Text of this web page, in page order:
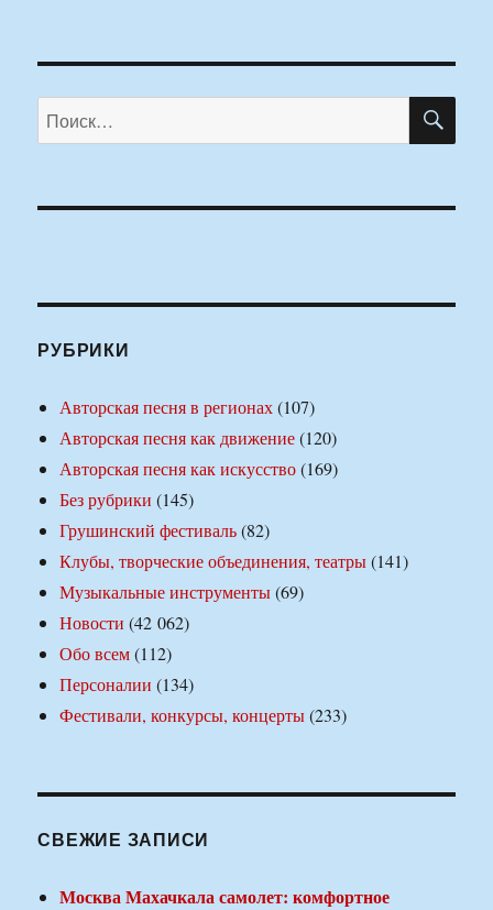
Искать:
РУБРИКИ
Авторская песня в регионах(107)
Авторская песня как движение(120)
Авторская песня как искусство(169)
Без рубрики (145)
Грушинский фестиваль(82)
Клубы, творческие объединения, театры(141)
Музыкальные инструменты(69)
Новости (42 062)
Обо всем(112)
Персоналии (134)
Фестивали, конкурсы, концерты(233)
СВЕЖИЕ ЗАПИСИ
Москва Махачкала самолет: комфортное